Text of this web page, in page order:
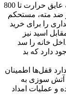
غیرممکن است با وجود مزایای بی‌شمار از جمله عایق حرارت تا 800
مته، مستحکم
را برای خرید
اسید نیز
خانه را سد
دارد که بد
قفل‌ها اطمینان
سوزی به
و عملیات امداد